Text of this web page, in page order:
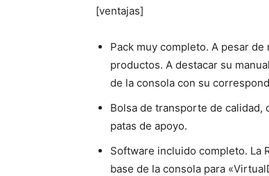
[ventajas]
Pack muy completo. A pesar
productos. A destacar su
de la consola con su
Bolsa de transporte de calidad,
patas de apoyo.
Software incluido completo. La
base de la consola para